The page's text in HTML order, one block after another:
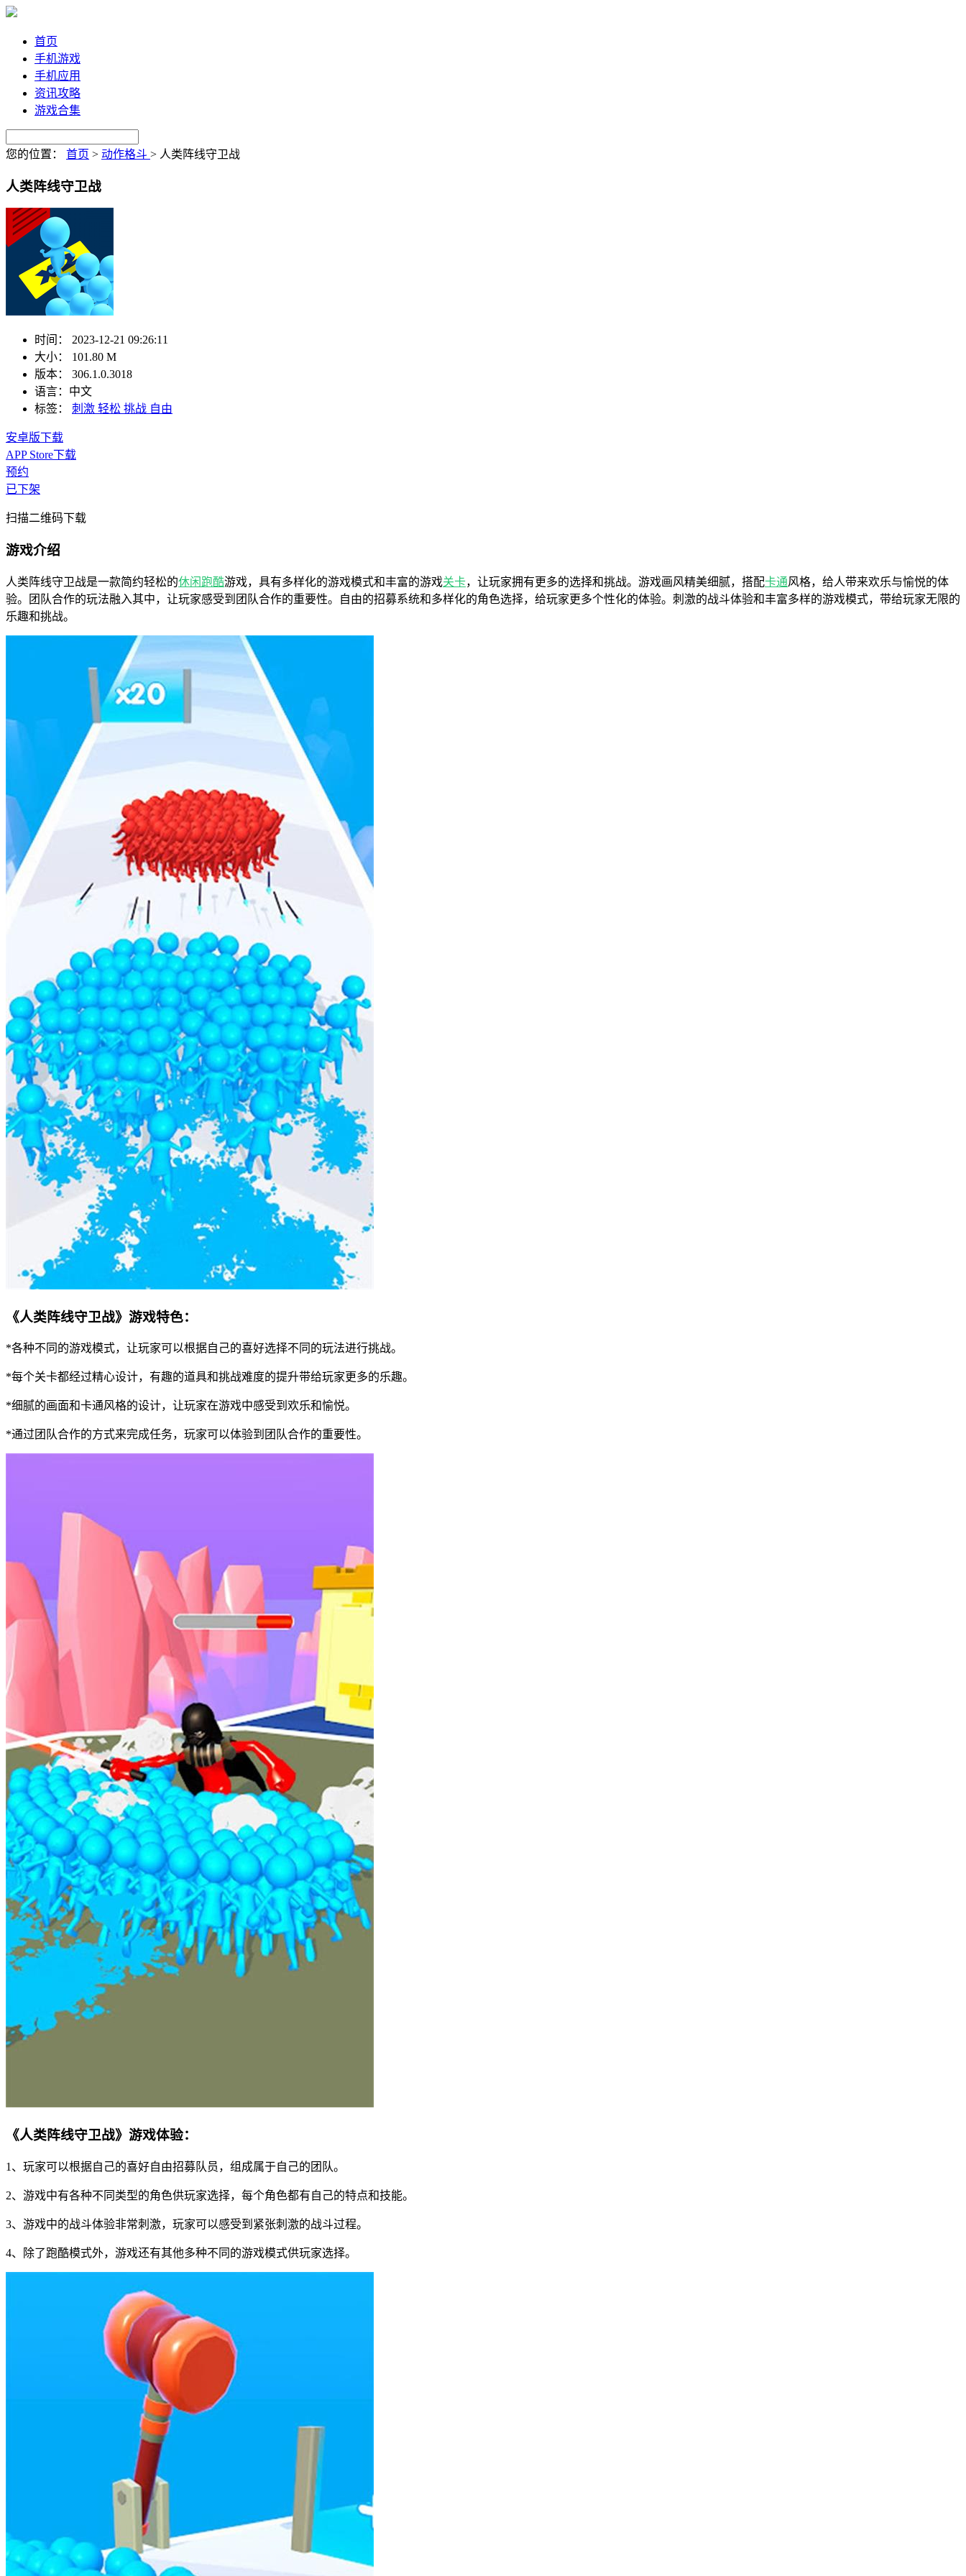
首页
手机游戏
手机应用
资讯攻略
游戏合集
您的位置： 首页 > 动作格斗 > 人类阵线守卫战
人类阵线守卫战
时间：
2023-12-21 09:26:11
大小：
101.80 M
版本：
306.1.0.3018
语言： 中文
标签：
刺激 轻松 挑战 自由
安卓版下载
APP Store下载
预约
已下架
扫描二维码下载
游戏介绍
人类阵线守卫战是一款简约轻松的休闲 跑酷游戏，具有多样化的游戏模式和丰富的游戏关卡，让玩家拥有更多的选择和挑战。游戏画风精美细腻，搭配卡通风格，给人带来欢乐与愉悦的体
验。团队合作的玩法融入其中，让玩家感受到团队合作的重要性。自由的招募系统和多样化的角色选择，给玩家更多个性化的体验。刺激的战斗体验和丰富多样的游戏模式，带给玩家无限的
乐趣和挑战。
《人类阵线守卫战》游戏特色：
*各种不同的游戏模式，让玩家可以根据自己的喜好选择不同的玩法进行挑战。
*每个关卡都经过精心设计，有趣的道具和挑战难度的提升带给玩家更多的乐趣。
*细腻的画面和卡通风格的设计，让玩家在游戏中感受到欢乐和愉悦。
*通过团队合作的方式来完成任务，玩家可以体验到团队合作的重要性。
《人类阵线守卫战》游戏体验：
1、玩家可以根据自己的喜好自由招募队员，组成属于自己的团队。
2、游戏中有各种不同类型的角色供玩家选择，每个角色都有自己的特点和技能。
3、游戏中的战斗体验非常刺激，玩家可以感受到紧张刺激的战斗过程。
4、除了跑酷模式外，游戏还有其他多种不同的游戏模式供玩家选择。